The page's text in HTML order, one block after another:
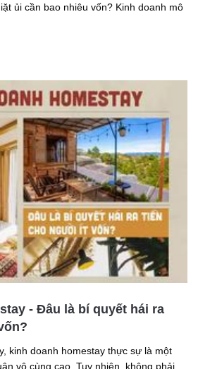
ủi cần bao nhiêu vốn? Kinh doanh mô
- Đâu là bí quyết hái ra
kinh doanh homestay thực sự là một
vô cùng cao. Tuy nhiên, không phải